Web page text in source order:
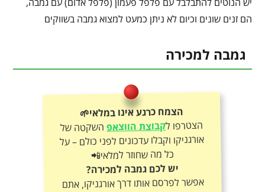
הם זנים שונים וכיום לא ניתן כמעט למצוא גמבה בשווקים
גמבה למכירה
הצמח כרגע אינו במלאי🌱
הצטרפו לקבוצת הווצאפהשקטה של
אורגניקו וקבלו עדכונים לפני כולם – על
כל מה שחוזר למלאי📲
יש לכם גמבה למכירה?
אפשר לפרסם אותו דרך אורגניקו, אתם
קובעים את המחיר ואנחנו נעזור בפרסום